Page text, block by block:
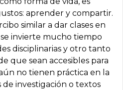
aprender y compartir.
similar a dar clases en
invierte mucho tiempo
disciplinarias y otro tanto
que sean accesibles para
no tienen práctica en la
investigación o textos